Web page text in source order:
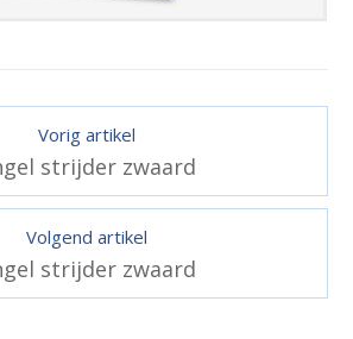
Vorig artikel
strijder zwaard
Volgend artikel
strijder zwaard